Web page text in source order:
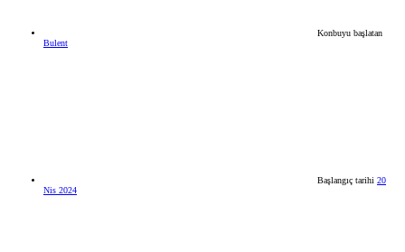
Konbuyu başlatan
Bulent
Başlangıç tarihi 20
Nis 2024